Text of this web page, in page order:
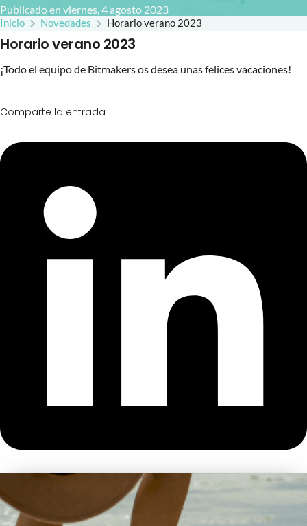
Publicado en viernes, 4 agosto 2023
Inicio Novedades Horario verano 2023
Horario verano 2023
¡Todo el equipo de Bitmakers os desea unas felices vacaciones!
Comparte la entrada